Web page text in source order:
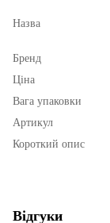
Назва
Бренд
Ціна
Вага упаковки
Артикул
Короткий опис
Відгуки